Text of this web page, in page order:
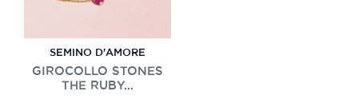
SEMINO D'AMORE
GIROCOLLO STONES
THE RUBY...